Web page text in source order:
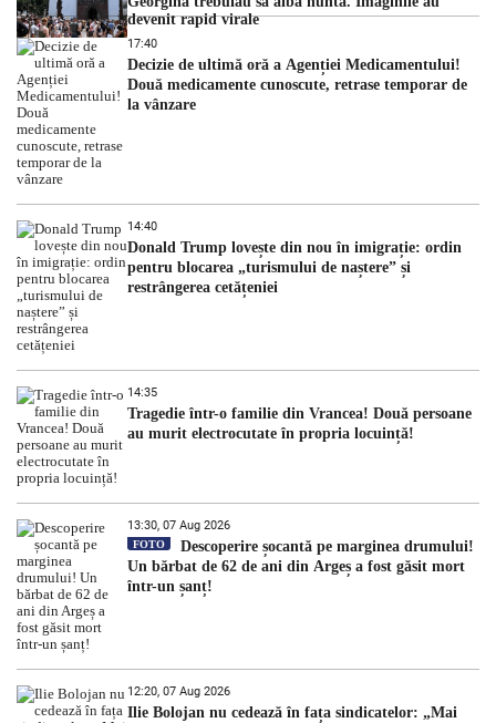
devenit rapid virale
17:40
Decizie de ultimă oră a Agenției Medicamentului!
Două medicamente cunoscute, retrase temporar de
la vânzare
14:40
Donald Trump lovește din nou în imigrație: ordin
pentru blocarea „turismului de naștere” și
restrângerea cetățeniei
14:35
Tragedie într-o familie din Vrancea! Două persoane
au murit electrocutate în propria locuință!
13:30, 07 Aug 2026
FOTO
Descoperire șocantă pe marginea drumului!
Un bărbat de 62 de ani din Argeș a fost găsit mort
într-un șanț!
12:20, 07 Aug 2026
Ilie Bolojan nu cedează în fața sindicatelor: „Mai